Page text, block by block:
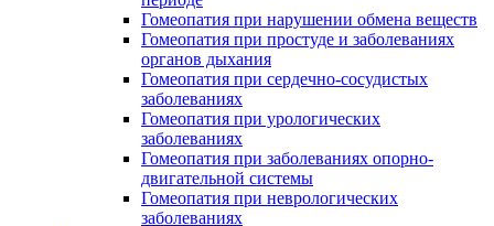
Гомеопатия при нарушении обмена веществ
Гомеопатия при простуде и заболеваниях
органов дыхания
Гомеопатия при сердечно-сосудистых
заболеваниях
Гомеопатия при урологических
заболеваниях
Гомеопатия при заболеваниях опорно-
двигательной системы
Гомеопатия при неврологических
заболеваниях